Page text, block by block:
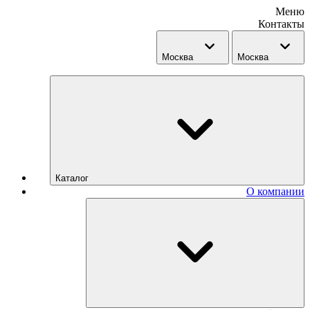
Меню
Контакты
Москва Москва
Каталог
О компании